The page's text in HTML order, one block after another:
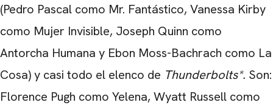
(Pedro Pascal como Mr. Fantástico, Vanessa Kirby
como Mujer Invisible, Joseph Quinn como
Antorcha Humana y Ebon Moss-Bachrach como La
Cosa) y casi todo el elenco de Thunderbolts*. Son:
Florence Pugh como Yelena, Wyatt Russell como